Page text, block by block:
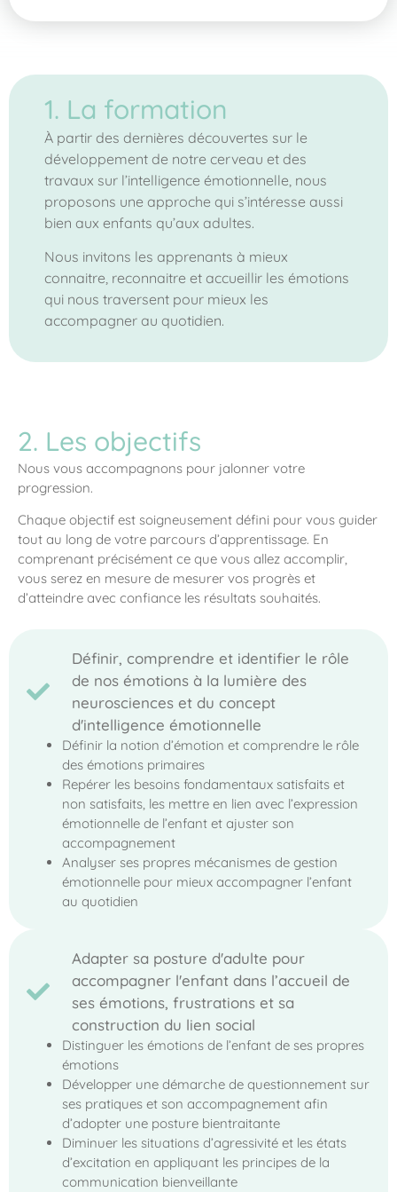
1. La formation
À partir des dernières découvertes sur le
développement de notre cerveau et des
travaux sur l’intelligence émotionnelle, nous
proposons une approche qui s’intéresse aussi
bien aux enfants qu’aux adultes.
Nous invitons les apprenants à mieux
connaitre, reconnaitre et accueillir les émotions
qui nous traversent pour mieux les
accompagner au quotidien.
2. Les objectifs
Nous vous accompagnons pour jalonner votre
progression.
Chaque objectif est soigneusement défini pour vous guider
tout au long de votre parcours d’apprentissage. En
comprenant précisément ce que vous allez accomplir,
vous serez en mesure de mesurer vos progrès et
d’atteindre avec confiance les résultats souhaités.
Définir, comprendre et identifier le rôle
de nos émotions à la lumière des
neurosciences et du concept
d'intelligence émotionnelle
Définir la notion d’émotion et comprendre le rôle
des émotions primaires
Repérer les besoins fondamentaux satisfaits et
non satisfaits, les mettre en lien avec l’expression
émotionnelle de l’enfant et ajuster son
accompagnement
Analyser ses propres mécanismes de gestion
émotionnelle pour mieux accompagner l’enfant
au quotidien
Adapter sa posture d'adulte pour
accompagner l'enfant dans l’accueil de
ses émotions, frustrations et sa
construction du lien social
Distinguer les émotions de l’enfant de ses propres
émotions
Développer une démarche de questionnement sur
ses pratiques et son accompagnement afin
d’adopter une posture bientraitante
Diminuer les situations d’agressivité et les états
d’excitation en appliquant les principes de la
communication bienveillante